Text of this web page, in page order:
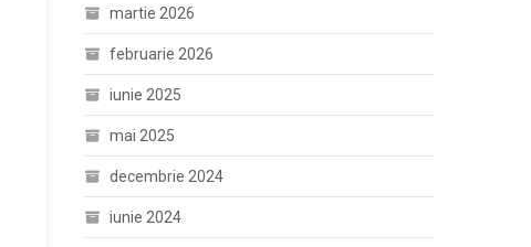
martie 2026
februarie 2026
iunie 2025
mai 2025
decembrie 2024
iunie 2024